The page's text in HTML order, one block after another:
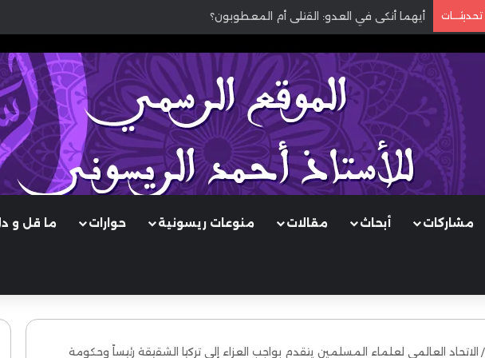
تحديثـــات أيهما أنكى في العدو: القتلى أم المعطوبون؟
مشاركات أبحاث مقالات منوعات ريسونية حوارات ما قل و
/ الاتحاد العالمي لعلماء المسلمين يتقدم بواجب العزاء إلى تركيا الشقيقة رئيساً وحكومة